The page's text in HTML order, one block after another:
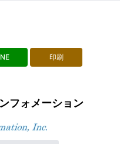
印刷
フォメーション